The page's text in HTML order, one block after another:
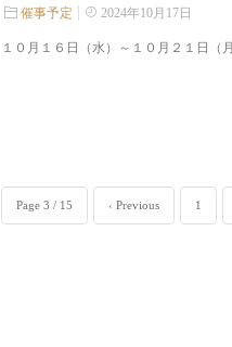
催事予定 2024年10月17日
１０月１６日（水）～１０月２１日
Page 3 / 15 ‹ Previous 1